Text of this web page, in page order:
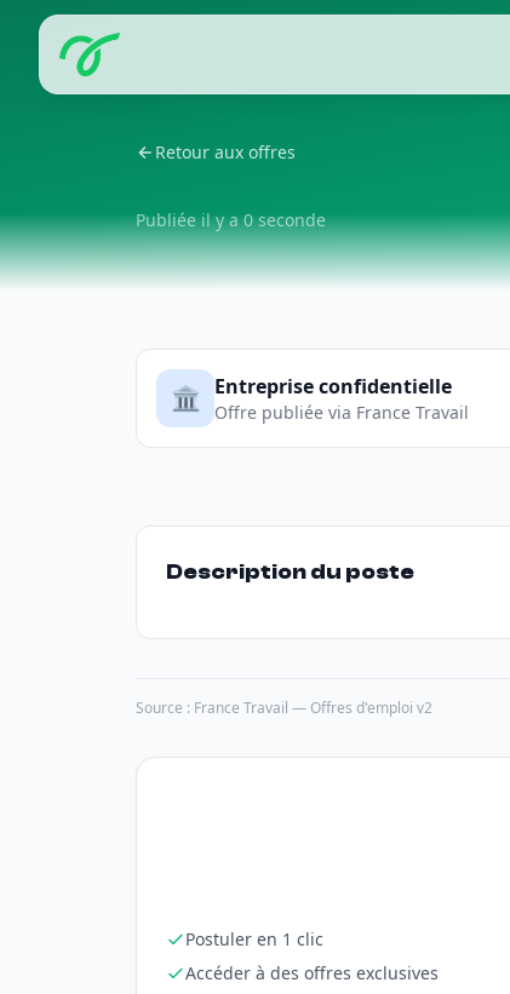
Retour aux offres
Publiée il y a 0 seconde
🏛️ Entreprise confidentielle
Offre publiée via France Travail
Description du poste
Source : France Travail — Offres d'emploi v2
Postuler en 1 clic
Accéder à des offres exclusives